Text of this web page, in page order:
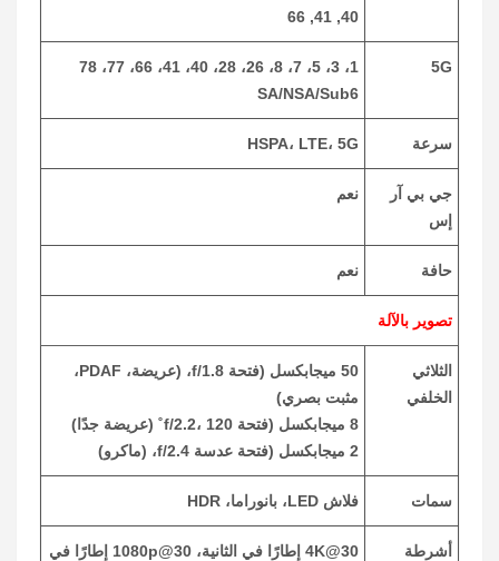
40, 41, 66
5G
1، 3، 5، 7، 8، 26، 28، 40، 41، 66، 77، 78
SA/NSA/Sub6
سرعة HSPA، LTE، 5G
جي بي آر
إس
نعم
حافة نعم
تصوير بالآلة
الثلاثي
الخلفي
50 ميجابكسل (فتحة f/1.8، (عريضة، PDAF،
مثبت بصري)
8 ميجابكسل (فتحة f/2.2، 120˚ (عريضة جدًا)
2 ميجابكسل (فتحة عدسة f/2.4، (ماكرو)
سمات فلاش LED، بانوراما، HDR
أشرطة
4K@30 إطارًا في الثانية، 1080p@30 إطارًا في